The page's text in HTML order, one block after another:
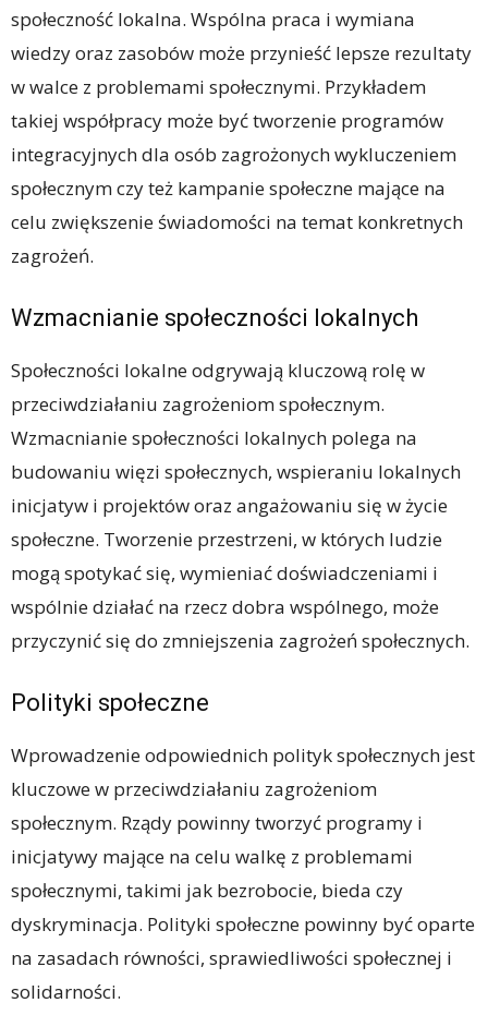
społeczność lokalna. Wspólna praca i wymiana
wiedzy oraz zasobów może przynieść lepsze rezultaty
w walce z problemami społecznymi. Przykładem
takiej współpracy może być tworzenie programów
integracyjnych dla osób zagrożonych wykluczeniem
społecznym czy też kampanie społeczne mające na
celu zwiększenie świadomości na temat konkretnych
zagrożeń.
Wzmacnianie społeczności lokalnych
Społeczności lokalne odgrywają kluczową rolę w
przeciwdziałaniu zagrożeniom społecznym.
Wzmacnianie społeczności lokalnych polega na
budowaniu więzi społecznych, wspieraniu lokalnych
inicjatyw i projektów oraz angażowaniu się w życie
społeczne. Tworzenie przestrzeni, w których ludzie
mogą spotykać się, wymieniać doświadczeniami i
wspólnie działać na rzecz dobra wspólnego, może
przyczynić się do zmniejszenia zagrożeń społecznych.
Polityki społeczne
Wprowadzenie odpowiednich polityk społecznych jest
kluczowe w przeciwdziałaniu zagrożeniom
społecznym. Rządy powinny tworzyć programy i
inicjatywy mające na celu walkę z problemami
społecznymi, takimi jak bezrobocie, bieda czy
dyskryminacja. Polityki społeczne powinny być oparte
na zasadach równości, sprawiedliwości społecznej i
solidarności.